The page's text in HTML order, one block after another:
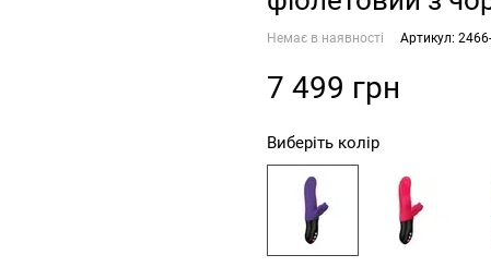
Немає в наявності Артикул: 2466-
7 499 грн
Виберіть колір